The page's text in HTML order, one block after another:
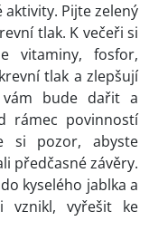
aktivity. Pijte zelený
tlak. K večeři si
vitaminy, fosfor,
tlak a zlepšují
vám bude dařit a
rámec povinností
si pozor, abyste
předčasné závěry.
kyselého jablka a
vznikl, vyřešit ke